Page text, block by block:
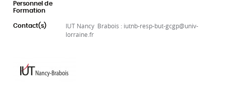
Personnel de
Formation
Contact(s)
IUT Nancy Brabois : iutnb-resp-but-gcgp@univ-
lorraine.fr